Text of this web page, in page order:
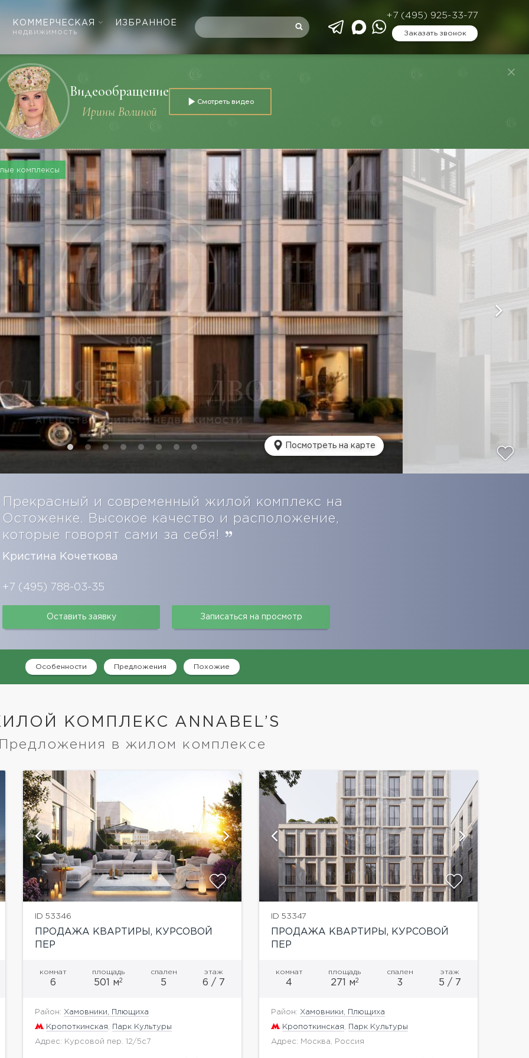
КОММЕРЧЕСКАЯ
недвижимость
ИЗБРАННОЕ
+7 (495) 925-33-77
Заказать звонок
Видеообращение
Ирины Волиной
Смотреть видео
комплексы
Посмотреть на карте
и современный жилой комплекс на
Остоженке. Высокое качество и расположение,
которые говорят сами за себя!
Кристина Кочеткова
+7 (495) 788-03-35
Оставить заявку Записаться на просмотр
Особенности Предложения Похожие
КОМПЛЕКС ANNABEL’S
в жилом комплексе
ID 53346
ПРОДАЖА КВАРТИРЫ, КУРСОВОЙ
ПЕР
комнат
6
площадь
501 м2
спален
5
этаж
6 / 7
Район: Хамовники, Плющиха
Кропоткинская Парк Культуры
Адрес: Курсовой пер. 12/5с7
показать ещё 4 фотографии
ID 53347
ПРОДАЖА КВАРТИРЫ, КУРСОВОЙ
ПЕР
комнат
4
площадь
271 м2
спален
3
этаж
5 / 7
Район: Хамовники, Плющиха
Кропоткинская Парк Культуры
Адрес: Москва, Россия